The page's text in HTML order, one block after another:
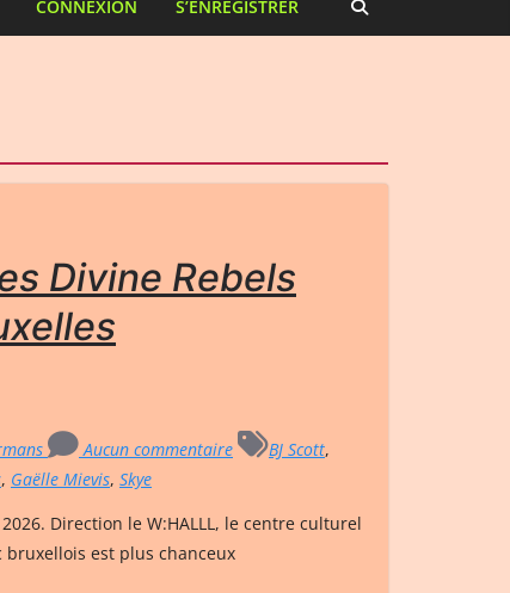
CONNEXION S’ENREGISTRER
Divine Rebels
Aucun commentaire BJ Scott,
, Gaëlle Mievis, Skye
Direction le W:HALLL, le centre culturel
bruxellois est plus chanceux